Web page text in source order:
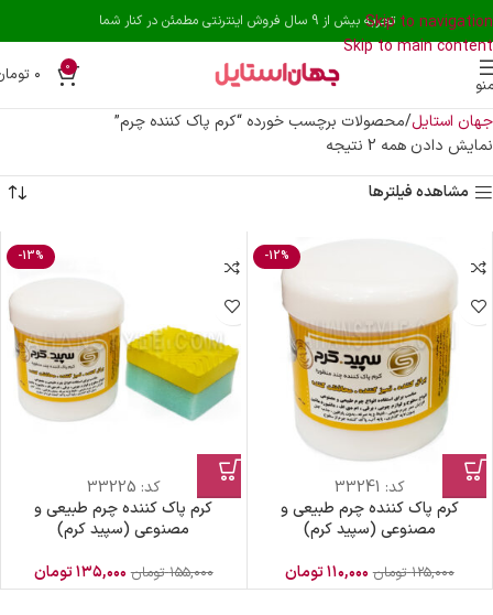
Skip to navigation
Skip to main content
تجربه بیش از 9 سال فروش اینترنتی مطمئن در کنار شما
0 ۰
جهان استایل محصولات برچسب خورده “کرم پاک کننده چرم”
نمایش دادن همه 2 نتیجه
مشاهده فیلترها
-12%
کد: 33241
کرم پاک کننده چرم طبیعی و
مصنوعی (سپید کرم)
۱۲۵,۰۰۰ تومان ۱۱۰,۰۰۰تومان
-13%
کد: 33225
کرم پاک کننده چرم طبیعی و
مصنوعی (سپید کرم)
۱۵۵,۰۰۰ تومان ۱۳۵,۰۰۰تومان